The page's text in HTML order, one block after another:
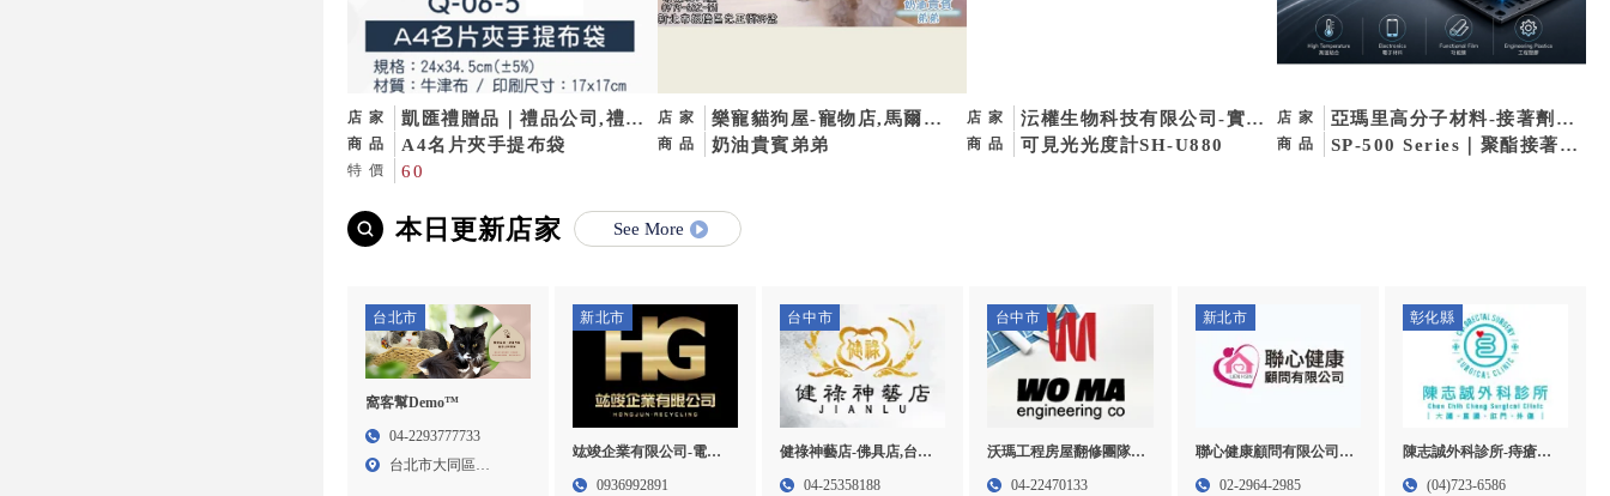
店家
凱匯禮贈品｜禮品公司,禮贈
品公司,台中禮品公司,豐原
廟會背心訂製
商品 A4名片夾手提布袋
特價 60
店家
樂寵貓狗屋-寵物店,馬爾泰
迪幼犬買賣,台北寵物店,板
商品 奶油貴賓弟弟
店家
沄權生物科技有限公司-實驗
室耗材買賣,新竹實驗室耗材
商品 可見光光度計SH-U880
店家
亞瑪里高分子材料-接著劑,
接著劑廠商,台中接著劑,北
商品
SP-500 Series｜聚酯接著系
本日更新店家 See More
台北市
窩客幫Demo™
04-2293777733
台北市大同區
新北市
竑竣企業有限公司-電子
零件回收,台北電子零件
0936992891
台中市
健祿神藝店-佛具店,台中
佛具店,豐原佛具店,宗教
04-25358188
台中市
沃瑪工程房屋翻修團隊-
泥作工程,房屋拆除,台中
04-22470133
新北市
聯心健康顧問有限公司-
特別護士,台北特別護士,
02-2964-2985
彰化縣
陳志誠外科診所-痔瘡開
刀門診,彰化痔瘡開刀門
(04)723-6586